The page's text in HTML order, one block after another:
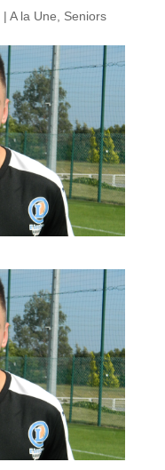
| A la Une, Seniors